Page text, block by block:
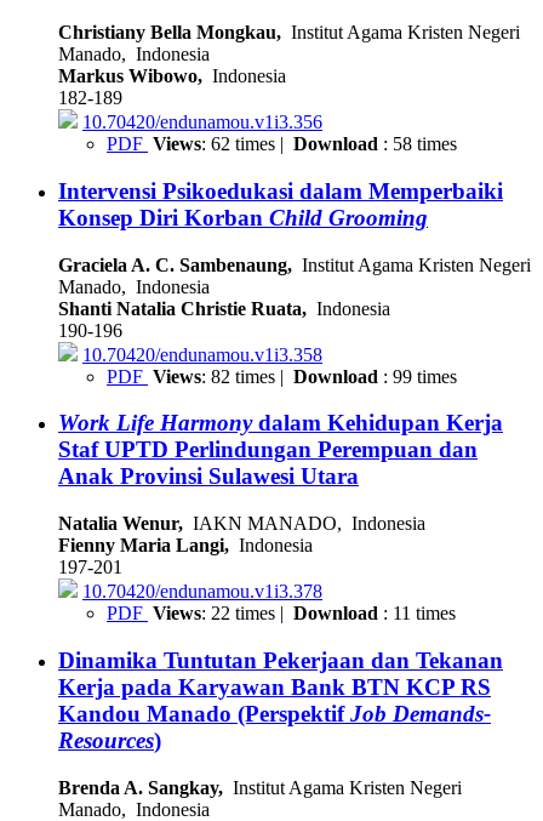
Christiany Bella Mongkau, Institut Agama Kristen Negeri
Manado, Indonesia
Markus Wibowo, Indonesia
182-189
10.70420/endunamou.v1i3.356
PDF Views: 62 times | Download : 58 times
Intervensi Psikoedukasi dalam Memperbaiki
Konsep Diri Korban Child Grooming
Graciela A. C. Sambenaung, Institut Agama Kristen Negeri
Manado, Indonesia
Shanti Natalia Christie Ruata, Indonesia
190-196
10.70420/endunamou.v1i3.358
PDF Views: 82 times | Download : 99 times
Work Life Harmonydalam Kehidupan Kerja
Staf UPTD Perlindungan Perempuan dan
Anak Provinsi Sulawesi Utara
Natalia Wenur, IAKN MANADO, Indonesia
Fienny Maria Langi, Indonesia
197-201
10.70420/endunamou.v1i3.378
PDF Views: 22 times | Download : 11 times
Dinamika Tuntutan Pekerjaan dan Tekanan
Kerja pada Karyawan Bank BTN KCP RS
Kandou Manado (PerspektifJob Demands-
Resources)
Brenda A. Sangkay, Institut Agama Kristen Negeri
Manado, Indonesia